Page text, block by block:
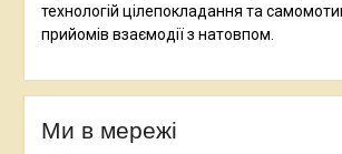
технологій цілепокладання та
прийомів взаємодії з натовпом.
Ми в мережі